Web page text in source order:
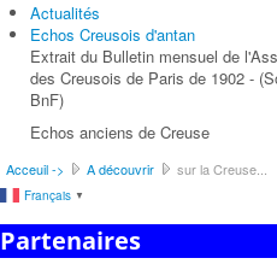
Actualités
Echos Creusois d'antan
Extrait du Bulletin mensuel de
des Creusois de Paris de 1902 -
BnF)
Echos anciens de Creuse
Acceuil -> A découvrir sur la Creuse...
Français ▼
Partenaires